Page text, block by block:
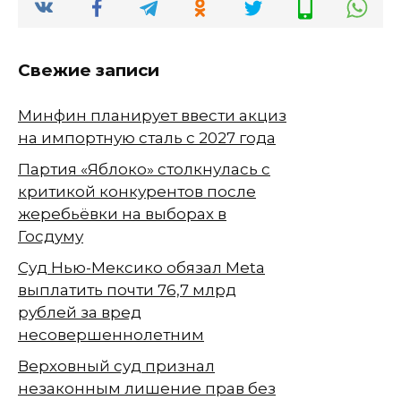
Свежие записи
Минфин планирует ввести акциз
на импортную сталь с 2027 года
Партия «Яблоко» столкнулась с
критикой конкурентов после
жеребьёвки на выборах в
Госдуму
Суд Нью-Мексико обязал Meta
выплатить почти 76,7 млрд
рублей за вред
несовершеннолетним
Верховный суд признал
незаконным лишение прав без